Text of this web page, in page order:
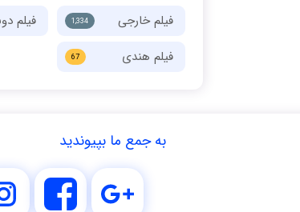
فیلم خارجی 1,334
فیلم هندی 67
به جمع ما بپیوندید